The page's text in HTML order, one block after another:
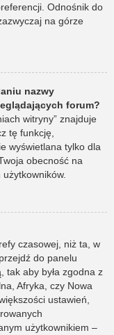
Odnośnik do
na górze
nazwy
forum?
witryny” znajduje
tę funkcję,
wyświetlana tylko dla
obecność na
czasowej, niż ta, w
do panelu
tak aby była zgodna z
Afryka, czy Nowa
ustawień,
użytkownikiem –